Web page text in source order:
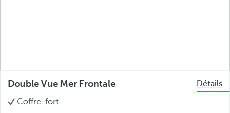
Double Vue Mer Frontale
Détails
Coffre-fort